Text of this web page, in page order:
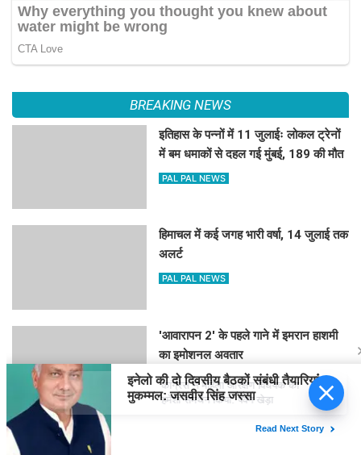
BREAKING NEWS
इतिहास के पन्नों में 11 जुलाईः लोकल ट्रेनों
में बम धमाकों से दहल गई मुंबई, 189 की मौत
PAL PAL NEWS
हिमाचल में कई जगह भारी वर्षा, 14 जुलाई तक
अलर्ट
PAL PAL NEWS
'आवारापन 2' के पहले गाने में इमरान हाशमी
का इमोशनल अवतार
PAL PAL NEWS
'मोआना' के जरिए प्रेरणा बांटेंगी कैथरीन
कांग्रेस ने महिला आरक्षण विधेयक का
हमेशा समर्थन किया: पवन खेड़ा